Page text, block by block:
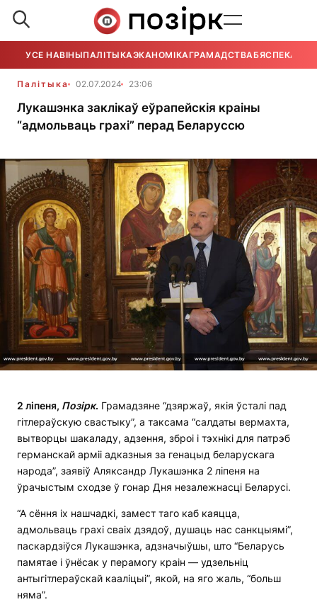
УСЕ НАВІНЫПАЛІТЫКАЭКАНОМІКАГРАМАДСТВАБЯСПЕКА
Палітыка 02.07.2024 23:06
Лукашэнка заклікаў еўрапейскія краіны
“адмольваць грахі” перад Беларуссю
2 ліпеня, Позірк. Грамадзяне “дзяржаў, якія ўсталі пад
гітлераўскую свастыку”, а таксама “салдаты вермахта,
вытворцы шакаладу, адзення, зброі і тэхнікі для патрэб
германскай арміі адказныя за генацыд беларускага
народа”, заявіў Аляксандр Лукашэнка 2 ліпеня на
ўрачыстым сходзе ў гонар Дня незалежнасці Беларусі.
“А сёння іх нашчадкі, замест таго каб каяцца,
адмольваць грахі сваіх дзядоў, душаць нас санкцыямі”,
паскардзіўся Лукашэнка, адзначыўшы, што “Беларусь
памятае і ўнёсак у перамогу краін — удзельніц
антыгітлераўскай кааліцыі”, якой, на яго жаль, “больш
няма”.